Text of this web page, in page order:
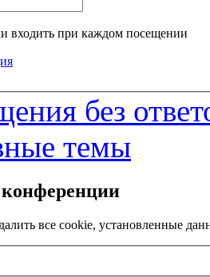
входить при каждом посещении
без
темы
все cookie, установленные